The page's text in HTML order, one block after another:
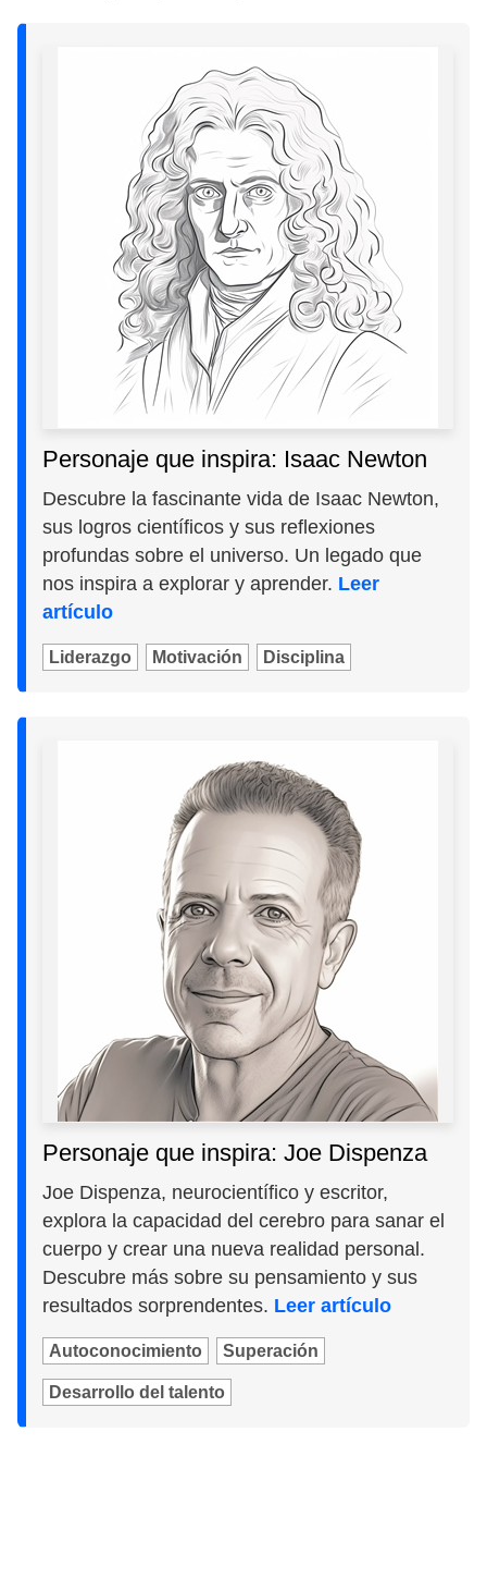
Personaje que inspira: Isaac Newton
Descubre la fascinante vida de Isaac Newton,
sus logros científicos y sus reflexiones
profundas sobre el universo. Un legado que
nos inspira a explorar y aprender. Leer
artículo
Liderazgo Motivación Disciplina
Personaje que inspira: Joe Dispenza
Joe Dispenza, neurocientífico y escritor,
explora la capacidad del cerebro para sanar el
cuerpo y crear una nueva realidad personal.
Descubre más sobre su pensamiento y sus
resultados sorprendentes. Leer artículo
Autoconocimiento Superación
Desarrollo del talento